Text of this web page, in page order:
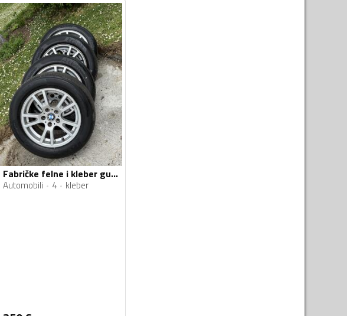
Fabričke felne i kleber gume
Automobili 4 kleber